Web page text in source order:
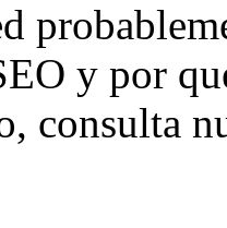
y por
consulta